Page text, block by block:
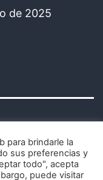
de 2025
para brindarle la
sus preferencias y
todo", acepta
puede visitar